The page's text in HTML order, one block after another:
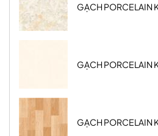
GẠCH PORCELAIN
GẠCH PORCELAIN
GẠCH PORCELAIN